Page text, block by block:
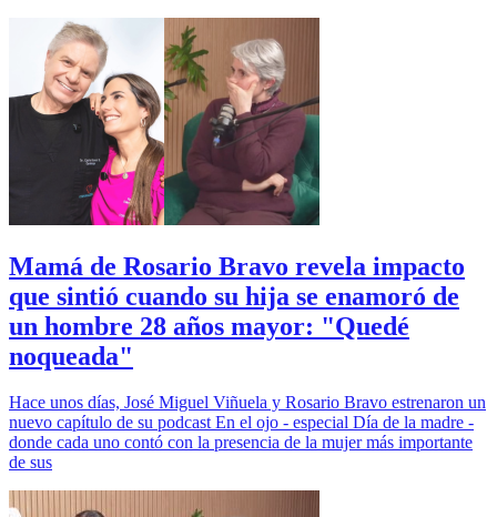
Mamá de Rosario Bravo revela impacto
que sintió cuando su hija se enamoró de
un hombre 28 años mayor: "Quedé
noqueada"
Hace unos días, José Miguel Viñuela y Rosario Bravo estrenaron un
nuevo capítulo de su podcast En el ojo - especial Día de la madre -
donde cada uno contó con la presencia de la mujer más importante
de sus